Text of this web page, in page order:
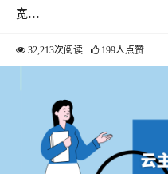
宽…
32,213次阅读 199人点赞